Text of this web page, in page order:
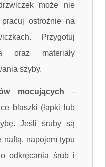
może nie
ostrożnie na
Przygotuj
oraz materiały
szyby.
mocujących -
blaszki (łapki lub
Jeśli śruby są
naftą, napojem typu
odkręcania śrub i